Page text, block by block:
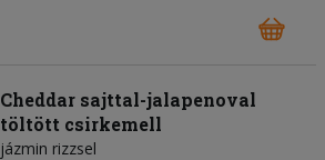
Cheddar sajttal-jalapenoval
töltött csirkemell
jázmin rizzsel